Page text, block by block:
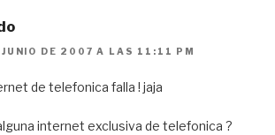
JUNIO DE 2007 A LAS 11:11 PM
de telefonica falla ! jaja
internet exclusiva de telefonica ?